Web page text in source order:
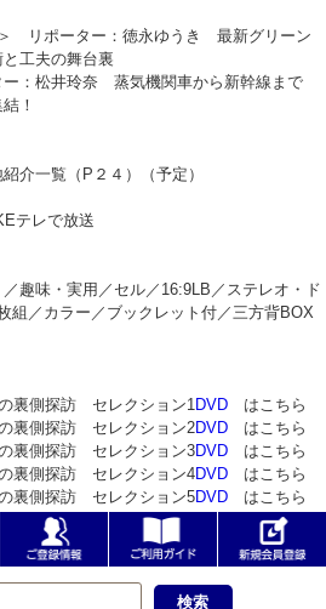
リポーター：徳永ゆうき 最新グリーン
工夫の舞台裏
：松井玲奈 蒸気機関車から新幹線まで
！
介一覧（P２４）（予定）
テレで放送
趣味・実用／セル／16:9LB／ステレオ・ド
組／カラー／ブックレット付／三方背BOX
裏側探訪 セレクション1 DVD はこちら
裏側探訪 セレクション2DVD はこちら
裏側探訪 セレクション3DVD はこちら
裏側探訪 セレクション4DVD はこちら
裏側探訪 セレクション5DVD はこちら